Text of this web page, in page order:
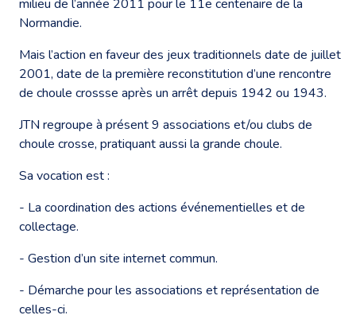
milieu de l’année 2011 pour le 11e centenaire de la
Normandie.
Mais l’action en faveur des jeux traditionnels date de juillet
2001, date de la première reconstitution d’une rencontre
de choule crossse après un arrêt depuis 1942 ou 1943.
JTN regroupe à présent 9 associations et/ou clubs de
choule crosse, pratiquant aussi la grande choule.
Sa vocation est :
- La coordination des actions événementielles et de
collectage.
- Gestion d’un site internet commun.
- Démarche pour les associations et représentation de
celles-ci.